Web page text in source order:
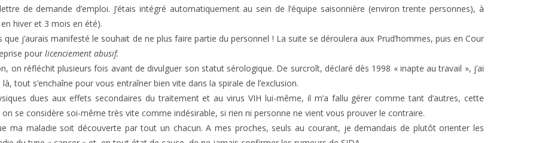
de demande d’emploi. J’étais intégré automatiquement au sein de l’équipe saisonnière (environ trente personnes), à
hiver et 3 mois en été).
j’aurais manifesté le souhait de ne plus faire partie du personnel ! La suite se déroulera aux Prud’hommes, puis en Cour
pour licenciement abusif.
on réfléchit plusieurs fois avant de divulguer son statut sérologique. De surcroît, déclaré dès 1998 « inapte au travail », j’ai
tout s’enchaîne pour vous entraîner bien vite dans la spirale de l’exclusion.
dues aux effets secondaires du traitement et au virus VIH lui-même, il m’a fallu gérer comme tant d’autres, cette
se considère soi-même très vite comme indésirable, si rien ni personne ne vient vous prouver le contraire.
ma maladie soit découverte par tout un chacun. A mes proches, seuls au courant, je demandais de plutôt orienter les